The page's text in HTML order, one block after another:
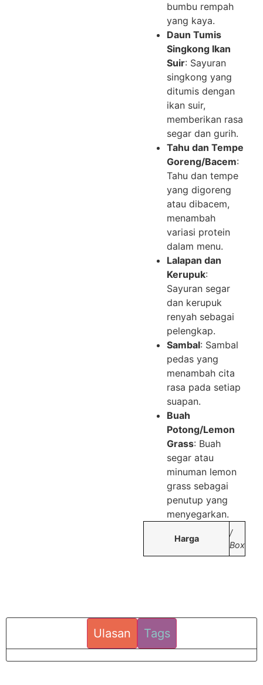
bumbu rempah
yang kaya.
Daun Tumis
Singkong Ikan
Suir: Sayuran
singkong yang
ditumis dengan
ikan suir,
memberikan rasa
segar dan gurih.
Tahu dan Tempe
Goreng/Bacem:
Tahu dan tempe
yang digoreng
atau dibacem,
menambah
variasi protein
dalam menu.
Lalapan dan
Kerupuk:
Sayuran segar
dan kerupuk
renyah sebagai
pelengkap.
Sambal: Sambal
pedas yang
menambah cita
rasa pada setiap
suapan.
Buah
Potong/Lemon
Grass: Buah
segar atau
minuman lemon
grass sebagai
penutup yang
menyegarkan.
Harga
/
Box
Ulasan Tags